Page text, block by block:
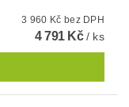
3 960 Kč bez DPH
4 791 Kč/ ks